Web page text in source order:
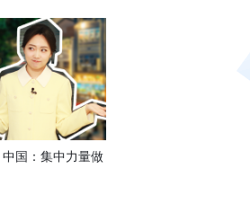
中国：集中力量做